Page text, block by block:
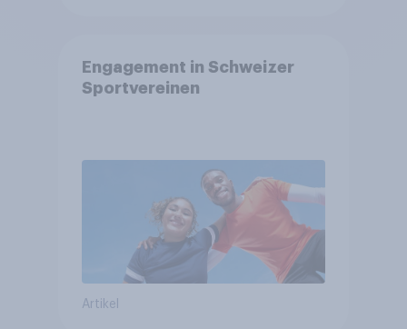
Engagement in Schweizer
Sportvereinen
Artikel